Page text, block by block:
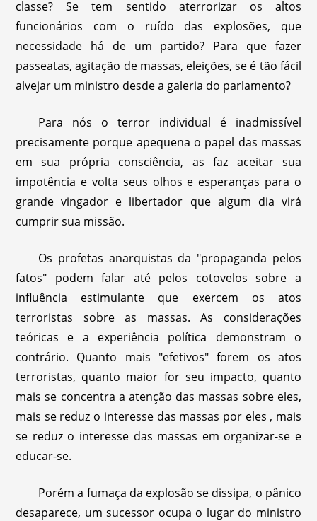
classe? Se tem sentido aterrorizar os altos
funcionários com o ruído das explosões, que
necessidade há de um partido? Para que fazer
passeatas, agitação de massas, eleições, se é tão fácil
alvejar um ministro desde a galeria do parlamento?
Para nós o terror individual é inadmissível
precisamente porque apequena o papel das massas
em sua própria consciência, as faz aceitar sua
impotência e volta seus olhos e esperanças para o
grande vingador e libertador que algum dia virá
cumprir sua missão.
Os profetas anarquistas da "propaganda pelos
fatos" podem falar até pelos cotovelos sobre a
influência estimulante que exercem os atos
terroristas sobre as massas. As considerações
teóricas e a experiência política demonstram o
contrário. Quanto mais "efetivos" forem os atos
terroristas, quanto maior for seu impacto, quanto
mais se concentra a atenção das massas sobre eles,
mais se reduz o interesse das massas por eles , mais
se reduz o interesse das massas em organizar-se e
educar-se.
Porém a fumaça da explosão se dissipa, o pânico
desaparece, um sucessor ocupa o lugar do ministro